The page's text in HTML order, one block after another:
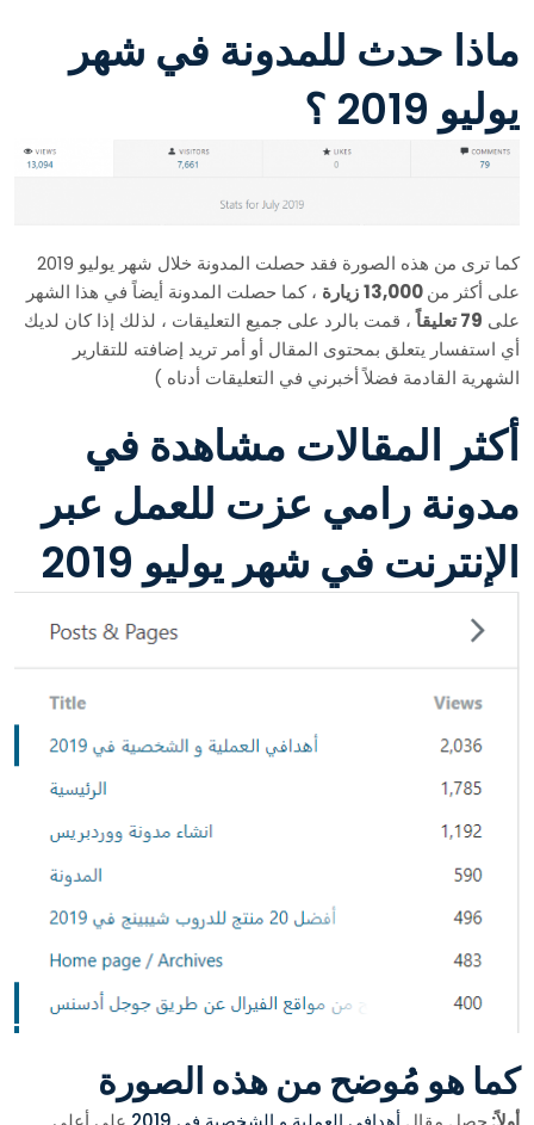
ماذا حدث للمدونة في شهر
يوليو 2019 ؟
كما ترى من هذه الصورة فقد حصلت المدونة خلال شهر يوليو 2019
على أكثر من
زيارة ، كما حصلت المدونة أيضاً في هذا الشهر
على 79 تعليقاً
، قمت بالرد على جميع التعليقات ، لذلك إذا كان لديك
أي استفسار يتعلق بمحتوى المقال أو أمر تريد إضافته للتقارير
الشهرية القادمة فضلاً أخبرني في التعليقات أدناه )
أكثر المقالات مشاهدة في
مدونة رامي عزت للعمل عبر
الإنترنت في شهر يوليو 2019
كما هو مُوضح من هذه الصورة